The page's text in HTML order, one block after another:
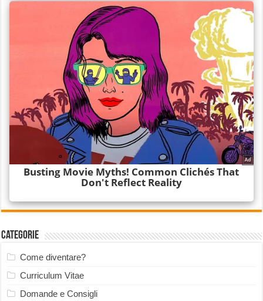
Categorie
Come diventare?
Curriculum Vitae
Domande e Consigli